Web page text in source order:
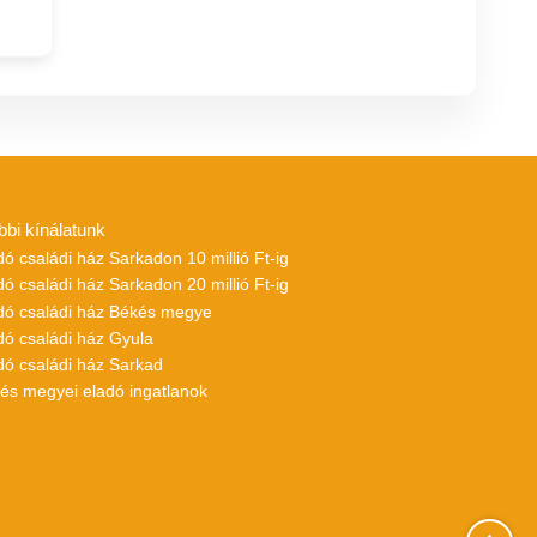
kínálatunk
családi ház Sarkadon 10 millió Ft-ig
családi ház Sarkadon 20 millió Ft-ig
családi ház Békés megye
családi ház Gyula
családi ház Sarkad
megyei eladó ingatlanok